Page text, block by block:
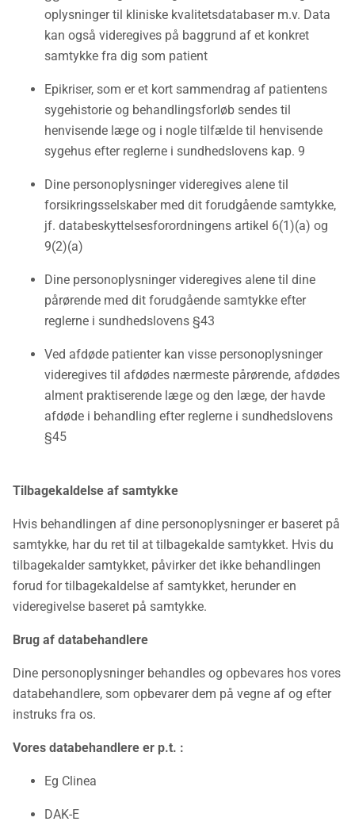
oplysninger til kliniske kvalitetsdatabaser m.v. Data
kan også videregives på baggrund af et konkret
samtykke fra dig som patient
Epikriser, som er et kort sammendrag af patientens
sygehistorie og behandlingsforløb sendes til
henvisende læge og i nogle tilfælde til henvisende
sygehus efter reglerne i sundhedslovens kap. 9
Dine personoplysninger videregives alene til
forsikringsselskaber med dit forudgående samtykke,
jf. databeskyttelsesforordningens artikel 6(1)(a) og
9(2)(a)
Dine personoplysninger videregives alene til dine
pårørende med dit forudgående samtykke efter
reglerne i sundhedslovens §43
Ved afdøde patienter kan visse personoplysninger
videregives til afdødes nærmeste pårørende, afdødes
alment praktiserende læge og den læge, der havde
afdøde i behandling efter reglerne i sundhedslovens
§45
Tilbagekaldelse af samtykke
Hvis behandlingen af dine personoplysninger er baseret på
samtykke, har du ret til at tilbagekalde samtykket. Hvis du
tilbagekalder samtykket, påvirker det ikke behandlingen
forud for tilbagekaldelse af samtykket, herunder en
videregivelse baseret på samtykke.
Brug af databehandlere
Dine personoplysninger behandles og opbevares hos vores
databehandlere, som opbevarer dem på vegne af og efter
instruks fra os.
Vores databehandlere er p.t. :
Eg Clinea
DAK-E